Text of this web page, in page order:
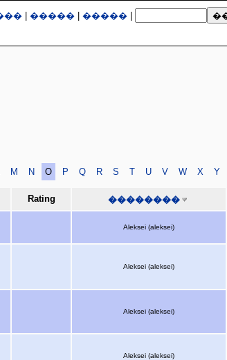
����� �����
M N O P Q R S T U V W X Y
Rating ��������
Aleksei (aleksei)
Aleksei (aleksei)
Aleksei (aleksei)
Aleksei (aleksei)